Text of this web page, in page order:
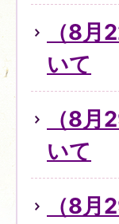
（8
いて
（8
いて
（8